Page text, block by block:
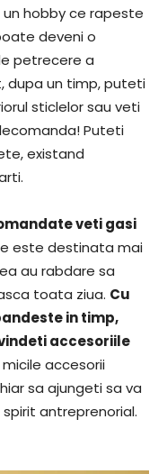
hobby ce rapeste
deveni o
petrecere a
dupa un timp, puteti
sticlelor sau veti
Puteti
existand
veti gasi
este destinata mai
au rabdare sa
toata ziua. Cu
in timp,
accesoriile
micile accesorii
sa ajungeti sa va
antreprenorial.